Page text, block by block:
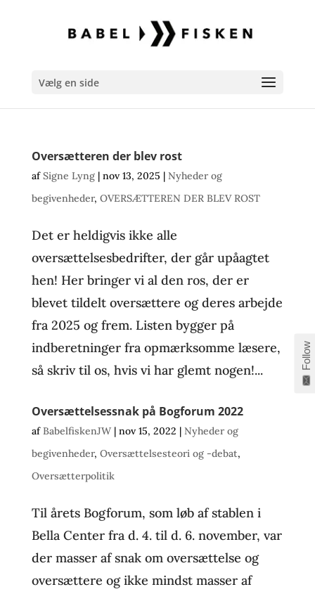
Vælg en side
Oversætteren der blev rost
afSigne Lyng| nov 13, 2025 | Nyheder og
begivenheder, OVERSÆTTEREN DER BLEV ROST
Det er heldigvis ikke alle
oversættelsesbedrifter, der går upåagtet
hen! Her bringer vi al den ros, der er
blevet tildelt oversættere og deres arbejde
fra 2025 og frem. Listen bygger på
indberetninger fra opmærksomme læsere,
så skriv til os, hvis vi har glemt nogen!...
Oversættelsessnak på Bogforum 2022
afBabelfiskenJW| nov 15, 2022 | Nyheder og
begivenheder, Oversættelsesteori og -debat,
Oversætterpolitik
Til årets Bogforum, som løb af stablen i
Bella Center fra d. 4. til d. 6. november, var
der masser af snak om oversættelse og
oversættere og ikke mindst masser af
Follow